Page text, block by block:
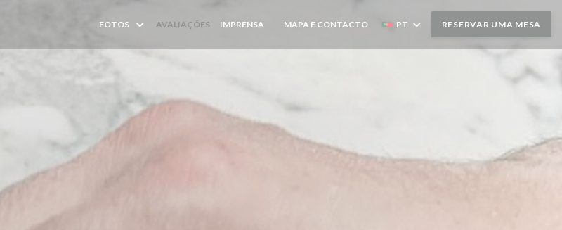
FOTOS AVALIAÇÕES IMPRENSA ((ABRE NUMA NOVA JANELA))
MAPA E CONTACTO PT RESERVAR UMA MESA